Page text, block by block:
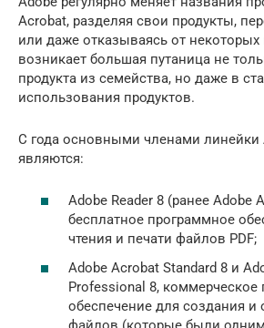
Acrobat, разделяя свои продукты,
или даже отказываясь от
возникает большая путаница не
продукта из семейства, но даже в
использования продуктов.
С года основными членами линейки
являются:
Adobe Reader 8 (ранее Adobe
бесплатное программное
чтения и печати файлов PDF;
Adobe Acrobat Standard 8 и
Professional 8, коммерческое
обеспечение для создания и